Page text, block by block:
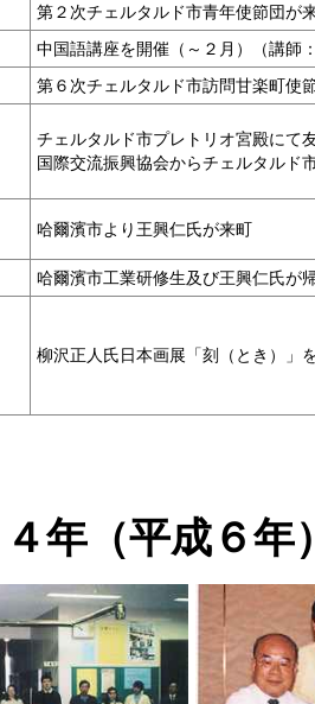
第２次チェルタルド市青年使節団が
中国語講座を開催（～２月）（講師
第６次チェルタルド市訪問甘楽町使
チェルタルド市プレトリオ宮殿
国際交流振興協会からチェルタルド
哈爾濱市より王興仁氏が来町
哈爾濱市工業研修生及び王興仁氏が
柳沢正人氏日本画展「刻（とき）」
年（平成６年